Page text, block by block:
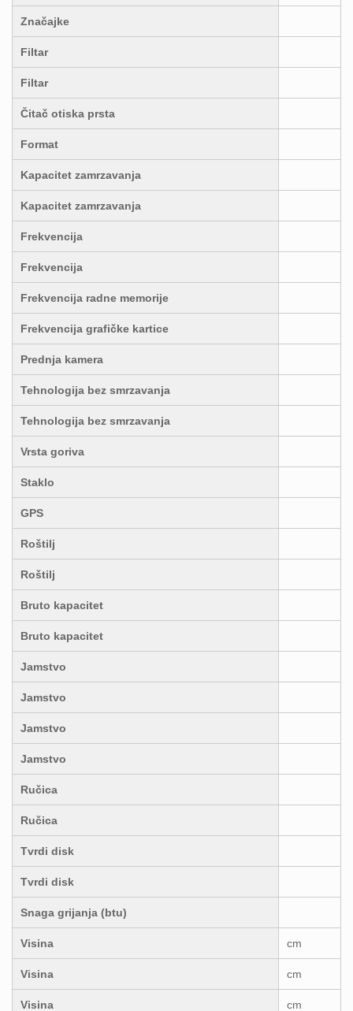
Značajke
Filtar
Filtar
Čitač otiska prsta
Format
Kapacitet zamrzavanja
Kapacitet zamrzavanja
Frekvencija
Frekvencija
Frekvencija radne memorije
Frekvencija grafičke kartice
Prednja kamera
Tehnologija bez smrzavanja
Tehnologija bez smrzavanja
Vrsta goriva
Staklo
GPS
Roštilj
Roštilj
Bruto kapacitet
Bruto kapacitet
Jamstvo
Jamstvo
Jamstvo
Jamstvo
Ručica
Ručica
Tvrdi disk
Tvrdi disk
Snaga grijanja (btu)
Visina cm
Visina cm
Visina cm